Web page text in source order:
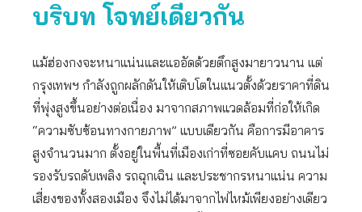
บริบท โจทย์เดียวกัน
แม้ฮ่องกงจะหนาแน่นและแออัดด้วยตึกสูงมายาวนาน แต่
กรุงเทพฯ กำลังถูกผลักดันให้เติบโตในแนวตั้งด้วยราคาที่ดิน
ที่พุ่งสูงขึ้นอย่างต่อเนื่อง มาจากสภาพแวดล้อมที่ก่อให้เกิด
“ความซับซ้อนทางกายภาพ” แบบเดียวกัน คือการมีอาคาร
สูงจำนวนมาก ตั้งอยู่ในพื้นที่เมืองเก่าที่ซอยคับแคบ ถนนไม่
รองรับรถดับเพลิง รถฉุกเฉิน และประชากรหนาแน่น ความ
เสี่ยงของทั้งสองเมือง จึงไม่ได้มาจากไฟไหม้เพียงอย่างเดียว